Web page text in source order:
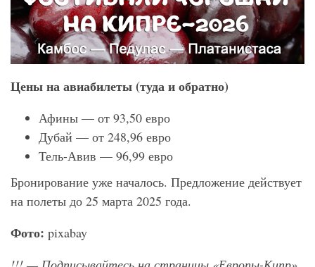
Цены на авиабилеты (туда и обратно)
Афины — от 93,50 евро
Дубай — от 248,96 евро
Тель-Авив — 96,99 евро
Бронирование уже началось. Предложение действует
на полеты до 25 марта 2025 года.
Фото: pixabay